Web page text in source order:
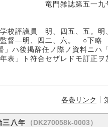
一九号別刷・第
評議員―明、四五、五。明
明、四二、六。 ○下略
後掲辞任ノ際ノ資料ニハ「
表」ト符合セザレドモ訂正ヲ
各巻リンク
八年
（DK270058k-0003）